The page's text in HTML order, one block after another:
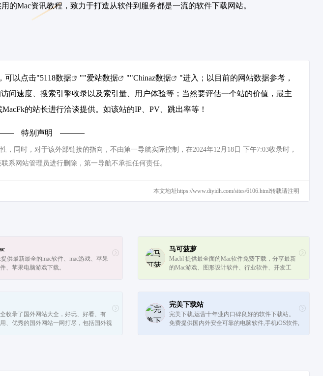
的Mac资讯教程，致力于打造从软件到服务都是一流的软件下载网站。
可以点击"5118数据 ""爱站数据 ""Chinaz数据
"进入；以目前的网站数据参考，
问速度、搜索引擎收录以及索引量、用户体验等；当然要评估一个站的价值，最主
的站长进行洽谈提供。如该站的IP、PV、跳出率等！
特别声明
同时，对于该外部链接的指向，不由第一导航实际控制，在2024年12月18日 下午7:03收录时，
系网站管理员进行删除，第一导航不承担任何责任。
本文地址https://www.diyidh.com/sites/6106.html转载请注明
提供最新最全的mac软件、mac游戏、苹果
、苹果电脑游戏下载。
马可菠萝
Macbl 提供最全面的Mac软件免费下载，分享最新
的Mac游戏、图形设计软件、行业软件、开发工
收录了国外网站大全，好玩、好看、有
、优秀的国外网站一网打尽，包括国外视
完美下载站
完美下载,运营十年业内口碑良好的软件下载站。
免费提供国内外安全可靠的电脑软件,手机iOS软件,